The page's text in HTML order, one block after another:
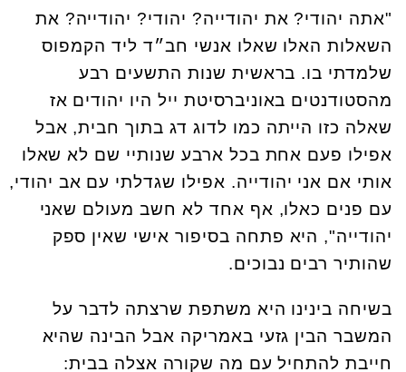
"אתה יהודי? את יהודייה? יהודי? יהודייה? את
השאלות האלו שאלו אנשי חב״ד ליד הקמפוס
שלמדתי בו. בראשית שנות התשעים רבע
מהסטודנטים באוניברסיטת ייל היו יהודים אז
שאלה כזו הייתה כמו לדוג דג בתוך חבית, אבל
אפילו פעם אחת בכל ארבע שנותיי שם לא שאלו
אותי אם אני יהודייה. אפילו שגדלתי עם אב יהודי,
עם פנים כאלו, אף אחד לא חשב מעולם שאני
יהודייה", היא פתחה בסיפור אישי שאין ספק
שהותיר רבים נבוכים.
בשיחה בינינו היא משתפת שרצתה לדבר על
המשבר הבין גזעי באמריקה אבל הבינה שהיא
חייבת להתחיל עם מה שקורה אצלה בבית: